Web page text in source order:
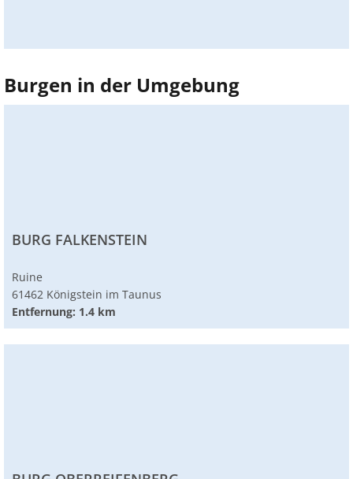
Burgen in der Umgebung
BURG FALKENSTEIN
Ruine
61462 Königstein im Taunus
Entfernung: 1.4 km